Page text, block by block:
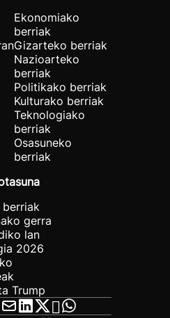
Ekonomiako
berriak
Gizarteko berriak
Nazioarteko
berriak
Politikako berriak
Kulturako berriak
Teknologiako
berriak
Osasuneko
berriak
gerra
lan
2026
Trump